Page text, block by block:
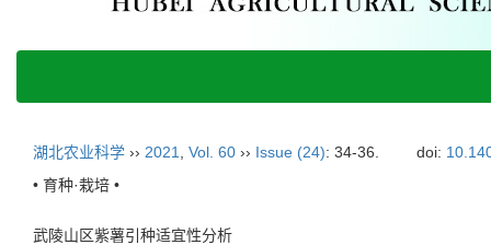
湖北农业科学 ›› 2021 Vol. 60 ›› Issue (24): 34-36. doi:
• 育种·栽培 •
武陵山区紫薯引种适宜性分析